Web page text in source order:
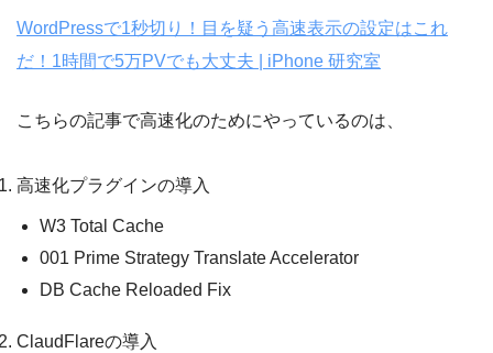
WordPressで1秒切り！目を疑う高速表示の設定はこれ
だ！1時間で5万PVでも大丈夫 | iPhone 研究室
こちらの記事で高速化のためにやっているのは、
高速化プラグインの導入
W3 Total Cache
001 Prime Strategy Translate Accelerator
DB Cache Reloaded Fix
ClaudFlareの導入